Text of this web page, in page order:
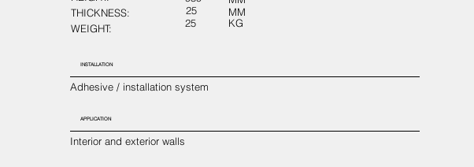
THICKNESS:
WEIGHT:
25
25
MM
KG
Adhesive / installation system
INSTALLATION
Interior and exterior walls
APPLICATION